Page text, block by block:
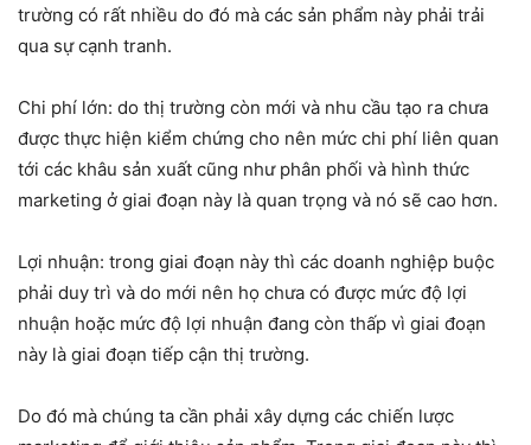
trường có rất nhiều do đó mà các sản phẩm này phải trải
qua sự cạnh tranh.
Chi phí lớn: do thị trường còn mới và nhu cầu tạo ra chưa
được thực hiện kiểm chứng cho nên mức chi phí liên quan
tới các khâu sản xuất cũng như phân phối và hình thức
marketing ở giai đoạn này là quan trọng và nó sẽ cao hơn.
Lợi nhuận: trong giai đoạn này thì các doanh nghiệp buộc
phải duy trì và do mới nên họ chưa có được mức độ lợi
nhuận hoặc mức độ lợi nhuận đang còn thấp vì giai đoạn
này là giai đoạn tiếp cận thị trường.
Do đó mà chúng ta cần phải xây dựng các chiến lược